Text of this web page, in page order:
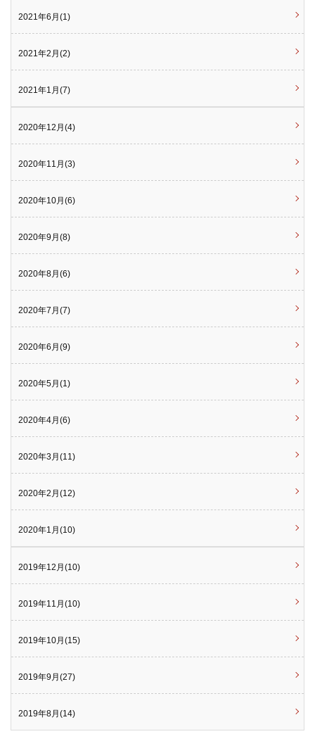
2021年6月(1)
2021年2月(2)
2021年1月(7)
2020年12月(4)
2020年11月(3)
2020年10月(6)
2020年9月(8)
2020年8月(6)
2020年7月(7)
2020年6月(9)
2020年5月(1)
2020年4月(6)
2020年3月(11)
2020年2月(12)
2020年1月(10)
2019年12月(10)
2019年11月(10)
2019年10月(15)
2019年9月(27)
2019年8月(14)